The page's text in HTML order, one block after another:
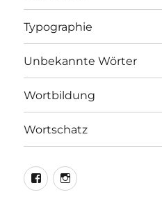
Typographie
Unbekannte Wörter
Wortbildung
Wortschatz
LEO@Facebook
LEO@Instagram